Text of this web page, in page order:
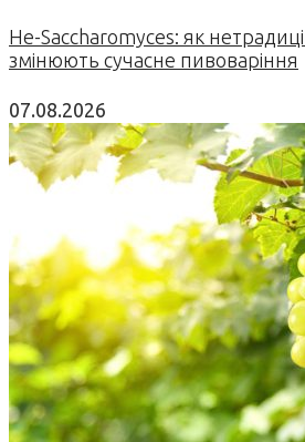
Не-Saccharomyces: як
змінюють сучасне пивоваріння
07.08.2026